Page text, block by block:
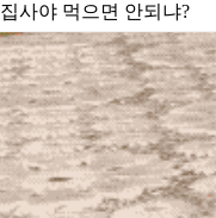
집사야 먹으면 안되냐?